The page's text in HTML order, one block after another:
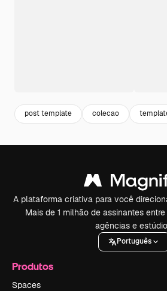
post template colecao
A plataforma criativa para você
Mais de 1 milhão de assinantes
agências e
Português
Produtos
Spaces